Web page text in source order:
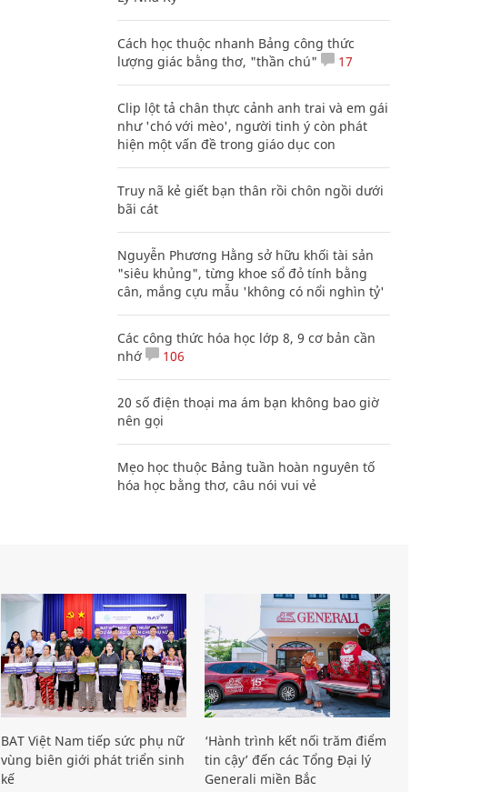
Cách học thuộc nhanh Bảng công thức
lượng giác bằng thơ, "thần chú"
17
Clip lột tả chân thực cảnh anh trai và em gái
như 'chó với mèo', người tinh ý còn phát
hiện một vấn đề trong giáo dục con
Truy nã kẻ giết bạn thân rồi chôn ngồi dưới
bãi cát
Nguyễn Phương Hằng sở hữu khối tài sản
"siêu khủng", từng khoe sổ đỏ tính bằng
cân, mắng cựu mẫu 'không có nổi nghìn tỷ'
Các công thức hóa học lớp 8, 9 cơ bản cần
nhớ
106
20 số điện thoại ma ám bạn không bao giờ
nên gọi
Mẹo học thuộc Bảng tuần hoàn nguyên tố
hóa học bằng thơ, câu nói vui vẻ
BAT Việt Nam tiếp sức phụ nữ
vùng biên giới phát triển sinh
kế
‘Hành trình kết nối trăm điểm
tin cậy’ đến các Tổng Đại lý
Generali miền Bắc